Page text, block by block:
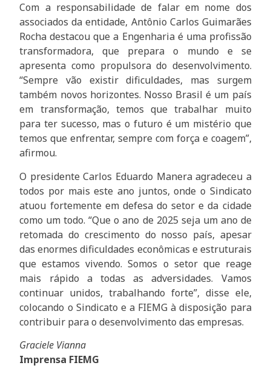
Com a responsabilidade de falar em nome dos
associados da entidade, Antônio Carlos Guimarães
Rocha destacou que a Engenharia é uma profissão
transformadora, que prepara o mundo e se
apresenta como propulsora do desenvolvimento.
“Sempre vão existir dificuldades, mas surgem
também novos horizontes. Nosso Brasil é um país
em transformação, temos que trabalhar muito
para ter sucesso, mas o futuro é um mistério que
temos que enfrentar, sempre com força e coagem”,
afirmou.
O presidente Carlos Eduardo Manera agradeceu a
todos por mais este ano juntos, onde o Sindicato
atuou fortemente em defesa do setor e da cidade
como um todo. “Que o ano de 2025 seja um ano de
retomada do crescimento do nosso país, apesar
das enormes dificuldades econômicas e estruturais
que estamos vivendo. Somos o setor que reage
mais rápido a todas as adversidades. Vamos
continuar unidos, trabalhando forte”, disse ele,
colocando o Sindicato e a FIEMG à disposição para
contribuir para o desenvolvimento das empresas.
Graciele Vianna
Imprensa FIEMG